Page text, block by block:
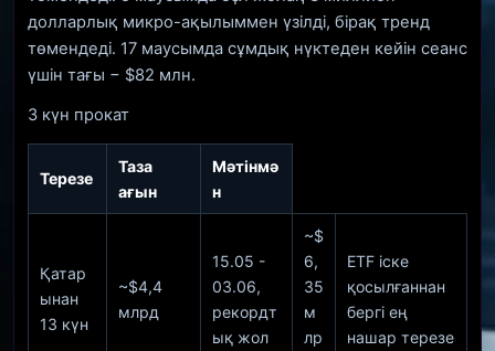
долларлық микро-ақылыммен үзілді, бірақ тренд
төмендеді. 17 маусымда сұмдық нүктеден кейін сеанс
үшін тағы − $82 млн.
3 күн прокат
Терезе
Таза
ағын
Мәтінмә
н
Қатар
ынан
13 күн
~$4,4
млрд
15.05 -
03.06,
рекордт
ық жол
~$
6,
35
м
лр
ETF іске
қосылғаннан
бергі ең
нашар терезе